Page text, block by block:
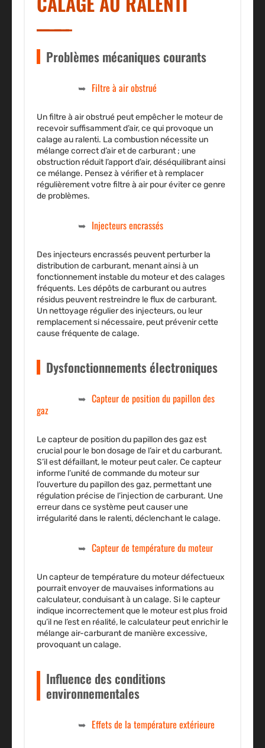
Problèmes mécaniques courants
Filtre à air obstrué
Un filtre à air obstrué peut empêcher le moteur de
recevoir suffisamment d’air, ce qui provoque un
calage au ralenti. La combustion nécessite un
mélange correct d’air et de carburant ; une
obstruction réduit l’apport d’air, déséquilibrant ainsi
ce mélange. Pensez à vérifier et à remplacer
régulièrement votre filtre à air pour éviter ce genre
de problèmes.
Injecteurs encrassés
Des injecteurs encrassés peuvent perturber la
distribution de carburant, menant ainsi à un
fonctionnement instable du moteur et des calages
fréquents. Les dépôts de carburant ou autres
résidus peuvent restreindre le flux de carburant.
Un nettoyage régulier des injecteurs, ou leur
remplacement si nécessaire, peut prévenir cette
cause fréquente de calage.
Dysfonctionnements électroniques
Capteur de position du papillon des
gaz
Le capteur de position du papillon des gaz est
crucial pour le bon dosage de l’air et du carburant.
S’il est défaillant, le moteur peut caler. Ce capteur
informe l’unité de commande du moteur sur
l’ouverture du papillon des gaz, permettant une
régulation précise de l’injection de carburant. Une
erreur dans ce système peut causer une
irrégularité dans le ralenti, déclenchant le calage.
Capteur de température du moteur
Un capteur de température du moteur défectueux
pourrait envoyer de mauvaises informations au
calculateur, conduisant à un calage. Si le capteur
indique incorrectement que le moteur est plus froid
qu’il ne l’est en réalité, le calculateur peut enrichir le
mélange air-carburant de manière excessive,
provoquant un calage.
Influence des conditions
environnementales
Effets de la température extérieure